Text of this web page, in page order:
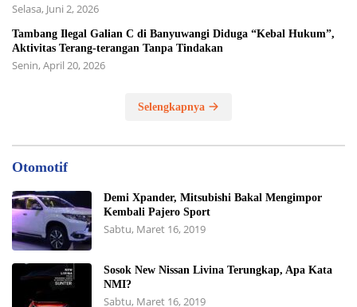
Selasa, Juni 2, 2026
Tambang Ilegal Galian C di Banyuwangi Diduga “Kebal Hukum”,
Aktivitas Terang-terangan Tanpa Tindakan
Senin, April 20, 2026
Selengkapnya
Otomotif
Demi Xpander, Mitsubishi Bakal Mengimpor
Kembali Pajero Sport
Sabtu, Maret 16, 2019
Sosok New Nissan Livina Terungkap, Apa Kata
NMI?
Sabtu, Maret 16, 2019